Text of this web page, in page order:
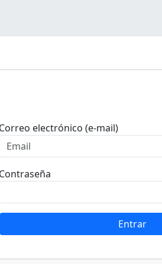
electrónico (e-mail)
Entrar